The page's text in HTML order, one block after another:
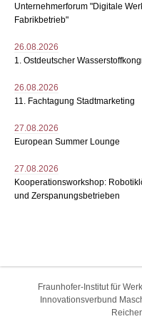
Unternehmerforum "Digitale
Fabrikbetrieb"
26.08.2026
1. Ostdeutscher
26.08.2026
11. Fachtagung Stadtmarketing
27.08.2026
European Summer Lounge
27.08.2026
Kooperationsworkshop:
und Zerspanungsbetrieben
Fraunhofer-Institut für
Innovationsverbund